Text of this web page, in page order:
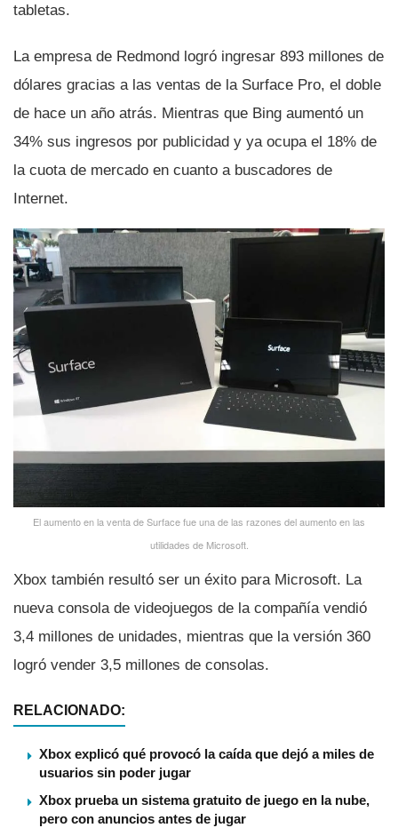
tabletas.
La empresa de Redmond logró ingresar 893 millones de
dólares gracias a las ventas de la Surface Pro, el doble
de hace un año atrás. Mientras que Bing aumentó un
34% sus ingresos por publicidad y ya ocupa el 18% de
la cuota de mercado en cuanto a buscadores de
Internet.
El aumento en la venta de Surface fue una de las razones del aumento en las
utilidades de Microsoft.
Xbox también resultó ser un éxito para Microsoft. La
nueva consola de videojuegos de la compañí­a vendió
3,4 millones de unidades, mientras que la versión 360
logró vender 3,5 millones de consolas.
RELACIONADO:
Xbox explicó qué provocó la caída que dejó a miles de
usuarios sin poder jugar
Xbox prueba un sistema gratuito de juego en la nube,
pero con anuncios antes de jugar